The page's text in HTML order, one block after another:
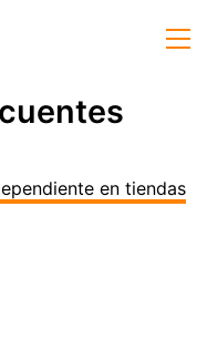
en tiendas